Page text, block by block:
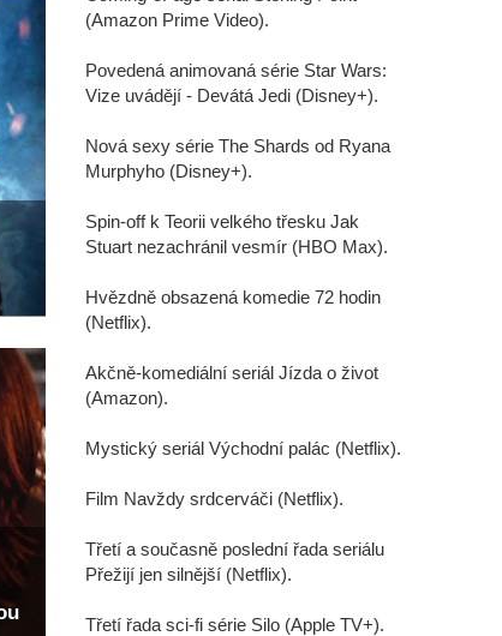
(Amazon Prime Video).
Povedená animovaná série Star Wars:
Vize uvádějí - Devátá Jedi (Disney+).
Nová sexy série The Shards od Ryana
Murphyho (Disney+).
Spin-off k Teorii velkého třesku Jak
Stuart nezachránil vesmír (HBO Max).
Hvězdně obsazená komedie 72 hodin
(Netflix).
Akčně-komediální seriál Jízda o život
(Amazon).
Mystický seriál Východní palác (Netflix).
Film Navždy srdcerváči (Netflix).
Třetí a současně poslední řada seriálu
Přežijí jen silnější (Netflix).
Třetí řada sci-fi série Silo (Apple TV+).